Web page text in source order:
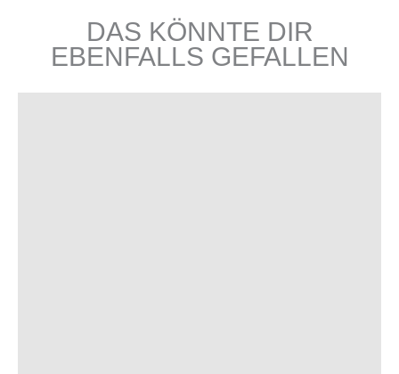
DAS KÖNNTE DIR
EBENFALLS GEFALLEN